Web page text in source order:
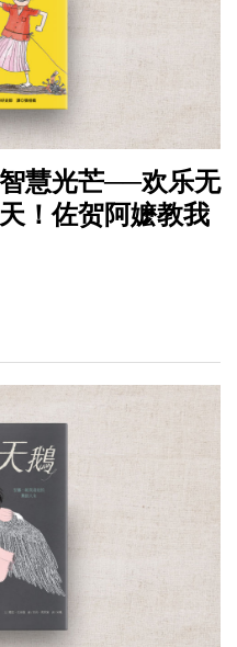
慧光芒──欢乐无
！佐贺阿嬷教我